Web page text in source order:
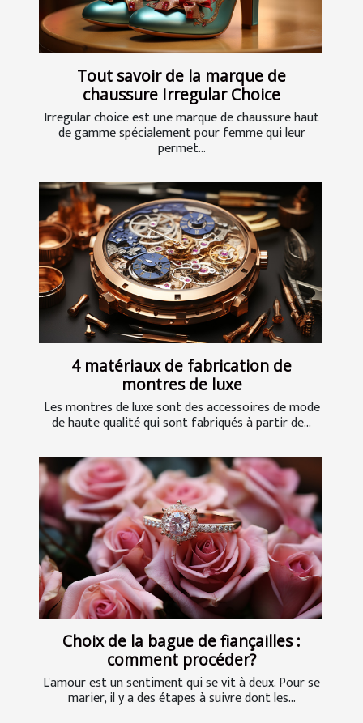
Tout savoir de la marque de
chaussure Irregular Choice
Irregular choice est une marque de chaussure haut
de gamme spécialement pour femme qui leur
permet...
4 matériaux de fabrication de
montres de luxe
Les montres de luxe sont des accessoires de mode
de haute qualité qui sont fabriqués à partir de...
Choix de la bague de fiançailles :
comment procéder?
L'amour est un sentiment qui se vit à deux. Pour se
marier, il y a des étapes à suivre dont les...